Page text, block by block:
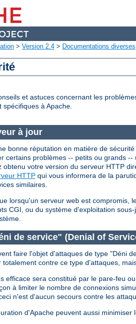
> Version 2.4 > Documentations diverses
et astuces concernant les
à Apache.
à jour
bonne réputation en matière de
certains problèmes -- petits ou grands
obtenu votre version du serveur HTTP
HTTP qui vous informera de la
similaires.
lorsqu'un serveur web est
CGI, ou du système d'exploitation
de service" (Denial of
faire l'objet d'attaques de type "Déni
contre ce type d'attaques,
efficace sera constitué par le pare-feu
à limiter le nombre de connexions
n'est d'aucun secours contre les
d'Apache peuvent aussi minimiser